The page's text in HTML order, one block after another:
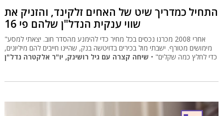
התחיל כמדריך שיט של האחים זלקינד, והזניק את
שווי ענקית הנדל"ן שלהם פי 16
"אחרי 2008 מכרנו נכסים בכל מחיר כדי להימנע מהסדר חוב. יצאתי למסע
מימושים מטורף. ישבתי מול בכירים בדויטשה בנק, שהיינו חייבים להם מיליונים,
כדי לחלץ כמה שקלים" • שיחה קצרה עם גיל רושינק, יו"ר אלקטרה נדל"ן